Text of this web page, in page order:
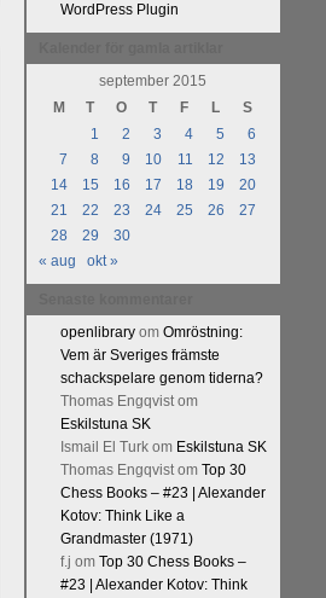
WordPress Plugin
september 2015
M
T O T F L
S
1
2 3 4 5
6
7
8 9 10 11 12
13
14
15 16 17 18 19
20
21
22 23 24 25 26
27
28
29
30
« aug
okt »
openlibraryom Omröstning:
Vem är Sveriges främste
schackspelare genom tiderna?
Thomas Engqvistom
Eskilstuna SK
Ismail El Turkom Eskilstuna SK
Thomas Engqvistom Top 30
Chess Books – #23 | Alexander
Kotov: Think Like a
Grandmaster (1971)
f.j om Top 30 Chess Books –
#23 | Alexander Kotov: Think